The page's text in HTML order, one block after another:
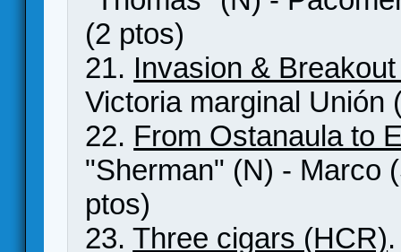
(2 ptos)
21. Invasion &
Victoria marginal Unión
22. From Ostanaula to
"Sherman" (N) - Marco
ptos)
23.Three cigars (HCR)